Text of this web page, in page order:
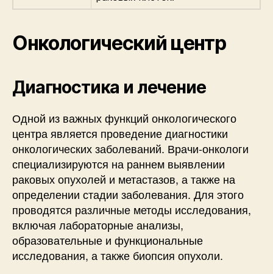
Онкологический центр
Диагностика и лечение
Одной из важных функций онкологического
центра является проведение диагностики
онкологических заболеваний. Врачи-онкологи
специализируются на раннем выявлении
раковых опухолей и метастазов, а также на
определении стадии заболевания. Для этого
проводятся различные методы исследования,
включая лабораторные анализы,
образовательные и функциональные
исследования, а также биопсия опухоли.